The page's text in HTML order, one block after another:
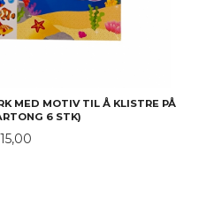
MED MOTIV TIL Å KLISTRE PÅ
6 STK)
Pris
15,00